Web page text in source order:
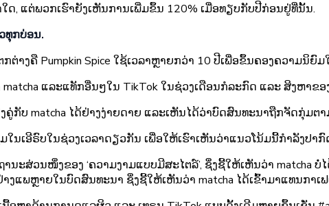
ໃດ, ແຕ່ພວກເຮົາຍັງເຫັນການເພີ່ມຂຶ້ນ 120% ເມື່ອທຽບກັບປີກ່ອນຢູ່ທີ່ນັ້ນ.
ທຸກບ່ອນ.
ຕ່າງຄື Pumpkin Spice ໃຊ້ເວລາຫຼາຍກວ່າ 10 ປີເພື່ອຂຶ້ນຄອງຄວາມນິຍົ
ແລະແທັກອື່ນໆໃນ TikTok ໃນຊ່ວງເດືອນກໍລະກົດ ແລະ ສິງຫາຂອ
ບ matcha ໄດ້ຢ່າງງ່າຍດາຍ ແລະເຫັນໄດ້ວ່າບົດສົນທະນາຖືກຈັດກຸ່ມຕ
ເອີຣົບໃນຊ່ວງເວລາດຽວກັນ ເພື່ອໃຫ້ເຮົາເຫັນວ່າແນວໂນ້ມນີ້ກຳລັງປາ
ະສ່ວນໜຶ່ງຂອງ ‘ຄວາມງາມແບບມີສະໄຕລ໌’, ຊຶ່ງຊີ້ໃຫ້ເຫັນວ່າ matcha
ງແພຫຼາຍໃນບົດສົນທະນາ ຊຶ່ງຊີ້ໃຫ້ເຫັນວ່າ matcha ໄດ້ເຂົ້າມາແທນກາ